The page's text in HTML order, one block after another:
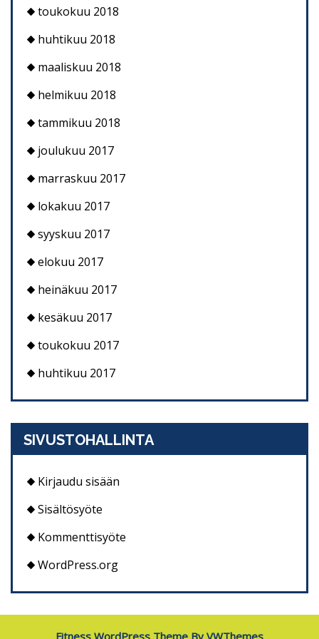
toukokuu 2018
huhtikuu 2018
maaliskuu 2018
helmikuu 2018
tammikuu 2018
joulukuu 2017
marraskuu 2017
lokakuu 2017
syyskuu 2017
elokuu 2017
heinäkuu 2017
kesäkuu 2017
toukokuu 2017
huhtikuu 2017
SIVUSTOHALLINTA
Kirjaudu sisään
Sisältösyöte
Kommenttisyöte
WordPress.org